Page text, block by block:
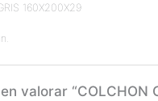
160X200X29
valorar “COLCHON